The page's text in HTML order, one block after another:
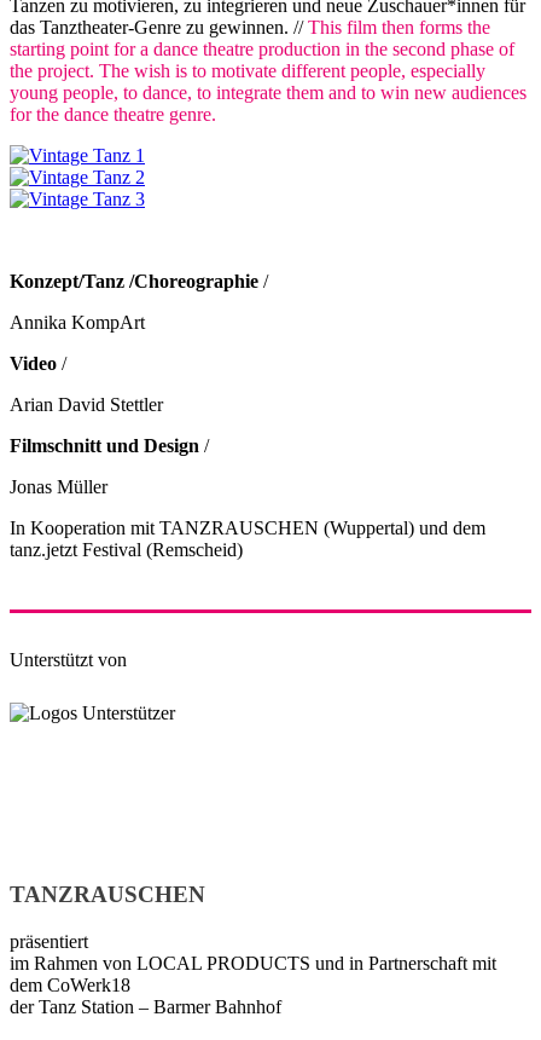
Tanzen zu motivieren, zu integrieren und neue Zuschauer*innen für
das Tanztheater-Genre zu gewinnen. //This film then forms the
starting point for a dance theatre production in the second phase of
the project. The wish is to motivate different people, especially
young people, to dance, to integrate them and to win new audiences
for the dance theatre genre.
Konzept/Tanz /Choreographie /
Annika KompArt
Video /
Arian David Stettler
Filmschnitt und Design /
Jonas Müller
In Kooperation mit TANZRAUSCHEN (Wuppertal) und dem
tanz.jetzt Festival (Remscheid)
Unterstützt von
TANZRAUSCHEN
präsentiert
im Rahmen von LOCAL PRODUCTS und in Partnerschaft mit
dem CoWerk18
der Tanz Station – Barmer Bahnhof